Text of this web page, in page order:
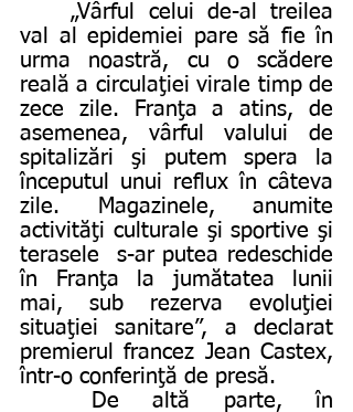
val al epidemiei pare să fie în
urma noastră⁣, cu ⁣o scădere
reală a circulaţiei virale timp de
zece zile. Franţa a atins, de
asemenea, vârful valului de
spitalizări şi putem spera la
începutul unui reflux în câteva
zile. Magazinele, anumite
activităţi culturale şi sportive şi
terasele ⁣ s-ar putea redeschide
în Franţa ⁣la jumătatea lunii
mai⁣, sub rezerva evoluţiei
situaţiei sanitare”, a declarat
premierul francez Jean Castex,
într-o conferinţă de presă.